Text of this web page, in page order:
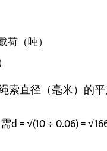
（吨）
索直径（毫米）的
d = √(10 ÷ 0.06) =